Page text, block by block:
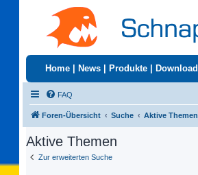
Home News Produkte Download
FAQ
Foren-Übersicht Suche Aktive Themen
Aktive Themen
Zur erweiterten Suche